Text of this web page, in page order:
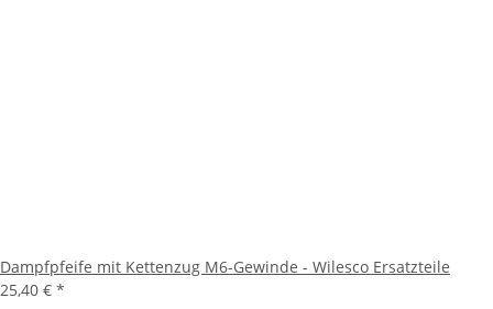
Dampfpfeife mit Kettenzug M6-Gewinde - Wilesco Ersatzteile
25,40 € *